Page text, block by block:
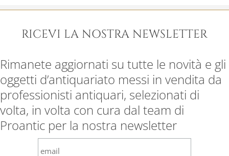
RICEVI LA NOSTRA NEWSLETTER
Rimanete aggiornati su tutte le novità e gli
oggetti d’antiquariato messi in vendita da
professionisti antiquari, selezionati di
volta, in volta con cura dal team di
Proantic per la nostra newsletter